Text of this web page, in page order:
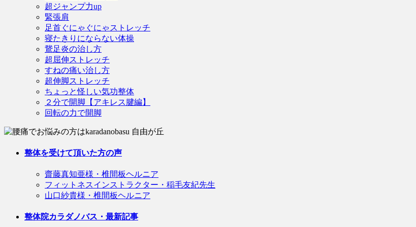
超ジャンプ力up
緊張肩
足首ぐにゃぐにゃストレッチ
寝たきりにならない体操
鵞足炎の治し方
超屈伸ストレッチ
すねの痛い治し方
超伸脚ストレッチ
ちょっと怪しい気功整体
２分で開脚【アキレス腱編】
回転の力で開脚
整体を受けて頂いた方の声
齋藤真知亜様・椎間板ヘルニア
フィットネスインストラクター・稲毛友紀先生
山口紗貴様・椎間板ヘルニア
整体院カラダノバス・最新記事